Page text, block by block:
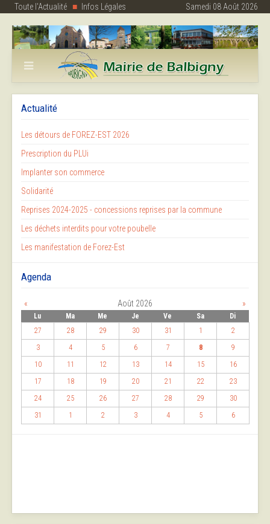
Toute l'Actualité Infos Légales Samedi 08 Août 2026
Actualité
Les détours de FOREZ-EST 2026
Prescription du PLUi
Implanter son commerce
Solidarité
Reprises 2024-2025 - concessions reprises par la commune
Les déchets interdits pour votre poubelle
Les manifestation de Forez-Est
Agenda
« Août 2026 »
Lu Ma Me Je Ve Sa
Di
27
28 29 30 31 1
2
3
4 5 6 7 8
9
10
11 12 13 14 15
16
17
18 19 20 21 22
23
24
25 26 27 28 29
30
31
1 2 3 4 5 6